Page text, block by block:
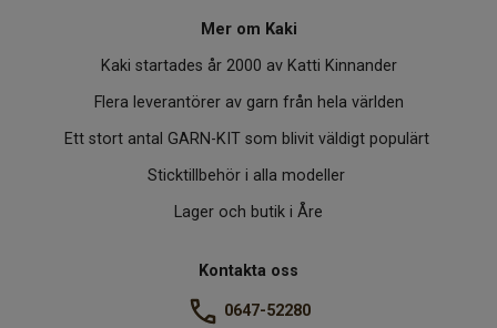
Mer om Kaki
Kaki startades år 2000 av Katti Kinnander
Flera leverantörer av garn från hela världen
Ett stort antal GARN-KIT som blivit väldigt populärt
Sticktillbehör i alla modeller
Lager och butik i Åre
Kontakta oss
0647-52280